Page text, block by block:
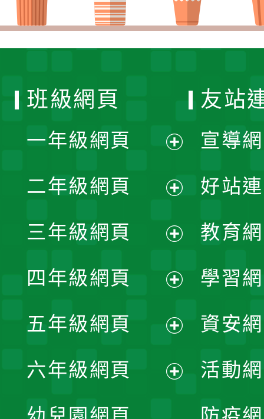
班級網頁
一年級網頁
開
選
單
二年級網頁
開
選
單
三年級網頁
開
選
單
四年級網頁
開
選
五年級網頁
開
六年級網頁
友站
宣導
好站
教育
學習
資安
活動